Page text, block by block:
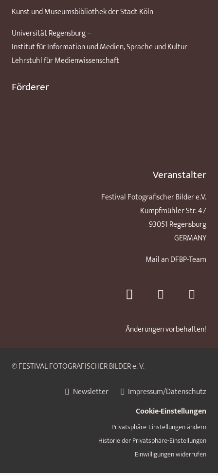
Kunst und Museumsbibliothek der Stadt Köln
Universität Regensburg –
Institut für Information und Medien, Sprache und Kultur
Lehrstuhl für Medienwissenschaft
Förderer
Veranstalter
Festival Fotografischer Bilder e.V.
Kumpfmühler Str. 47
93051 Regensburg
GERMANY
Mail an DFBP-Team
Änderungen vorbehalten!
© FESTIVAL FOTOGRAFISCHER BILDER e. V.
Newsletter
Impressum/Datenschutz
Cookie-Einstellungen
Privatsphäre-Einstellungen ändern
Historie der Privatsphäre-Einstellungen
Einwilligungen widerrufen